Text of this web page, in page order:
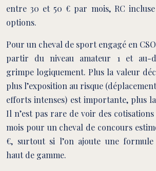
entre 30 et 50 € par mois, RC
options.
Pour un cheval de sport engagé en
partir du niveau amateur 1 et au-
grimpe logiquement. Plus la valeur
plus l’exposition au risque
efforts intenses) est importante, plus
Il n’est pas rare de voir des
mois pour un cheval de concours
€, surtout si l’on ajoute une
haut de gamme.